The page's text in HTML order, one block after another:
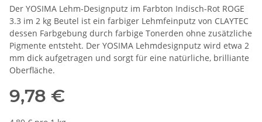
Der YOSIMA Lehm-Designputz im Farbton Indisch-Rot ROGE
3.3 im 2 kg Beutel ist ein farbiger Lehmfeinputz von CLAYTEC
dessen Farbgebung durch farbige Tonerden ohne zusätzliche
Pigmente entsteht. Der YOSIMA Lehmdesignputz wird etwa 2
mm dick aufgetragen und sorgt für eine natürliche, brilliante
Oberfläche.
9,78 €